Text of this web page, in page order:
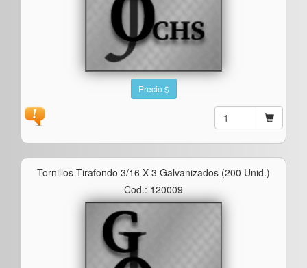
Precio $
Tornillos Tirafondo 3/16 X 3 Galvanizados (200 Unid.)
Cod.: 120009